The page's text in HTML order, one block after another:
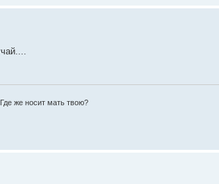
же носит мать твою?